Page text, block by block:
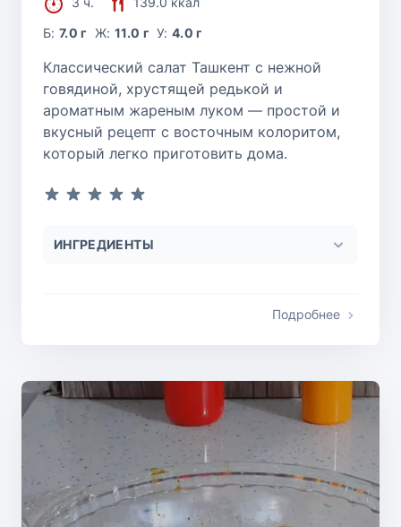
Б:7.0 г Ж: 11.0 г У:4.0 г
Классический салат Ташкент с нежной
говядиной, хрустящей редькой и
ароматным жареным луком — простой и
вкусный рецепт с восточным колоритом,
который легко приготовить дома.
ИНГРЕДИЕНТЫ
Подробнее